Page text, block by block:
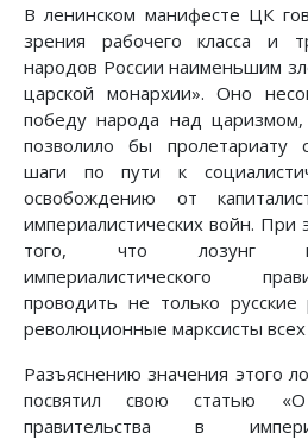
В ленинском манифесте ЦК
зрения рабочего класса и
народов России наименьшим
царской монархии». Оно
победу народа над
позволило бы пролетариату
шаги по пути к
освобождению от
империалистических войн.
того, что лозунг
империалистического
проводить не только
революционные марксисты
Разъяснению значения этого
посвятил свою статью
правительства в